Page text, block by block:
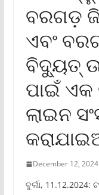
ବରଗଡ଼
ଏବଂ
ବିଦ୍ୟୁତ୍
ପାଇଁ ଏକ
ଲାଇନ
December 12, 2024
ବୁର୍ଲା,